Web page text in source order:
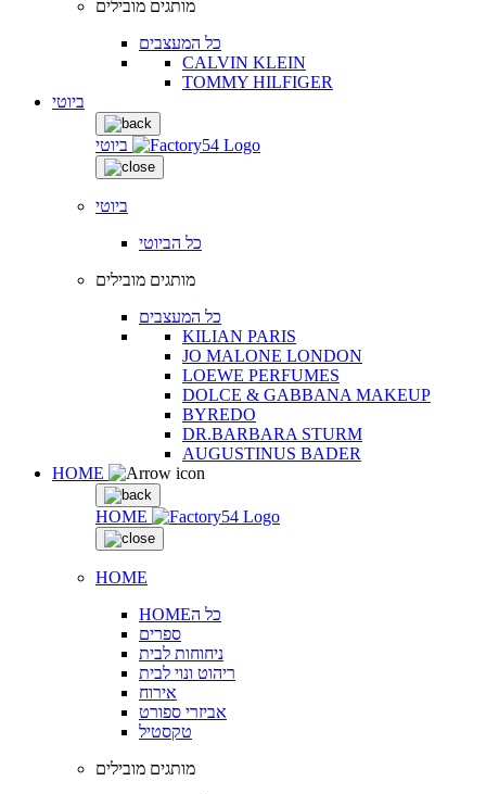
מותגים מובילים
כל המעצבים
CALVIN KLEIN
TOMMY HILFIGER
ביוטי
ביוטי
ביוטי
כל הביוטי
מותגים מובילים
כל המעצבים
KILIAN PARIS
JO MALONE LONDON
LOEWE PERFUMES
DOLCE & GABBANA MAKEUP
BYREDO
DR.BARBARA STURM
AUGUSTINUS BADER
HOME
HOME
HOME
HOMEכל ה
ספרים
ניחוחות לבית
ריהוט ונוי לבית
אירוח
אביזרי ספורט
טקסטיל
מותגים מובילים